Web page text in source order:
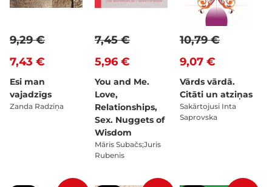
7,43 €
9,29 €
Esi man
vajadzīgs
Zanda Radziņa
5,96 €
7,45 €
You and Me.
Love,
Relationships,
Sex. Nuggets of
Wisdom
Māris Subačs;Juris
Rubenis
9,07 €
10,79 €
Vārds vārdā.
Citāti un atziņas
Sakārtojusi Inta
Saprovska